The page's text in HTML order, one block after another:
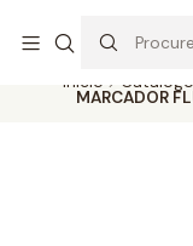
Início Catálogo
MARCADOR